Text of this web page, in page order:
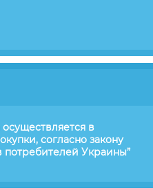
в
согласно закону
Украины”